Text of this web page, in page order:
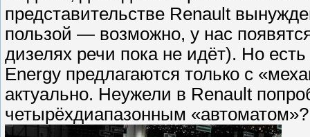
представительстве Renault
пользой — возможно, у нас
дизелях речи пока не идёт). Но
Energy предлагаются только с
актуально. Неужели в Renault
четырёхдиапазонным «автоматом»?